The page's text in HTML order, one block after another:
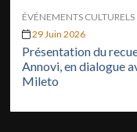
ÉVÉNEMENTS CULTURELS
29 Juin 2026
Présentation du
Annovi, en dialogue
Mileto